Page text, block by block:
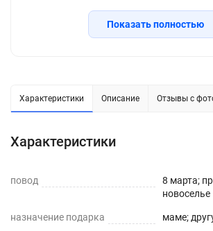
потертостей, царапин, станет
подарком на день рождения,
семейные праздники, включая
(выдерживает до 80 градусов без
водоотталкивающее, долговечное,
размеров или закруглить углы.
усадку. Весь ассортимент Вы можете
Показать полностью
Характеристики Описание Отзывы с
Характеристики
повод
8 марта;
новоселье
назначение подарка маме;